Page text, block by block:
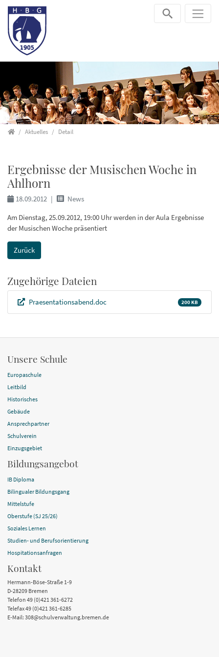
Direkt zur Hauptnavigation springen
Direkt zum Inhalt springen
Startseite
Aktuelles Detail
Ergebnisse der Musischen Woche in
Ahlhorn
18.09.2012
News
Am Dienstag, 25.09.2012, 19:00 Uhr werden in der Aula Ergebnisse
der Musischen Woche präsentiert
Zurück
Zugehörige Dateien
Praesentationsabend.doc 200 KB
Unsere Schule
Europaschule
Leitbild
Historisches
Gebäude
Ansprechpartner
Schulverein
Einzugsgebiet
Bildungsangebot
IB Diploma
Bilingualer Bildungsgang
Mittelstufe
Oberstufe (SJ 25/26)
Soziales Lernen
Studien- und Berufsorientierung
Hospitationsanfragen
Kontakt
Hermann-Böse-Straße 1-9
D-28209 Bremen
Telefon 49 (0)421 361-6272
Telefax 49 (0)421 361-6285
E-Mail: 308@schulverwaltung.bremen.de